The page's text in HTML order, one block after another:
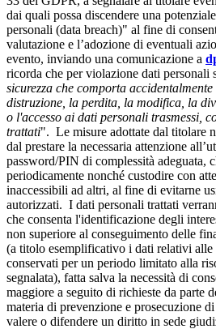
dai quali possa discendere una
personali (data breach)" al fine di
valutazione e l’adozione di eventuali
evento, inviando una comunicazione a
ricorda che per violazione dati personali
sicurezza che comporta
distruzione, la perdita, la modifica, la
o l'accesso ai dati personali trasmessi,
trattati". Le misure adottate dal titolare
dal prestare la necessaria attenzione
password/PIN di complessità adeguata,
periodicamente nonché custodire con
inaccessibili ad altri, al fine di evitarne
autorizzati. I dati personali trattati
che consenta l'identificazione degli
non superiore al conseguimento delle
(a titolo esemplificativo i dati relativi alle
conservati per un periodo limitato alla
segnalata), fatta salva la necessità di
maggiore a seguito di richieste da parte
materia di prevenzione e prosecuzione
valere o difendere un diritto in sede